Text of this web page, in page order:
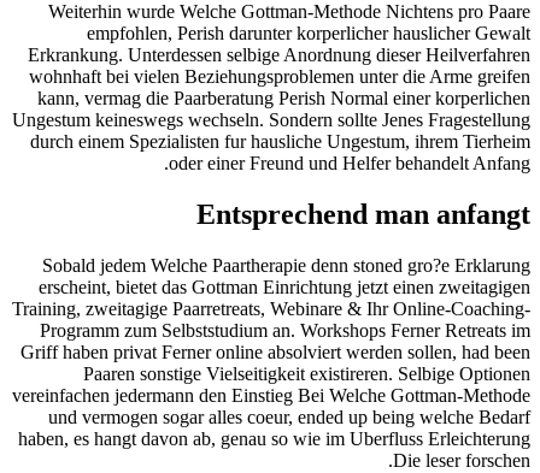
Weiterhin wurde Welche Gottman-Methode Nichtens pro Paare
empfohlen, Perish darunter korperlicher hauslicher Gewalt
Erkrankung. Unterdessen selbige Anordnung dieser Heilverfahren
wohnhaft bei vielen Beziehungsproblemen unter die Arme greifen
kann, vermag die Paarberatung Perish Normal einer korperlichen
Ungestum keineswegs wechseln. Sondern sollte Jenes Fragestellung
durch einem Spezialisten fur hausliche Ungestum, ihrem Tierheim
oder einer Freund und Helfer behandelt Anfang.
Entsprechend man anfangt
Sobald jedem Welche Paartherapie denn stoned gro?e Erklarung
erscheint, bietet das Gottman Einrichtung jetzt einen zweitagigen
Training, zweitagige Paarretreats, Webinare & Ihr Online-Coaching-
Programm zum Selbststudium an. Workshops Ferner Retreats im
Griff haben privat Ferner online absolviert werden sollen, had been
Paaren sonstige Vielseitigkeit existireren. Selbige Optionen
vereinfachen jedermann den Einstieg Bei Welche Gottman-Methode
und vermogen sogar alles coeur, ended up being welche Bedarf
haben, es hangt davon ab, genau so wie im Uberfluss Erleichterung
Die leser forschen.